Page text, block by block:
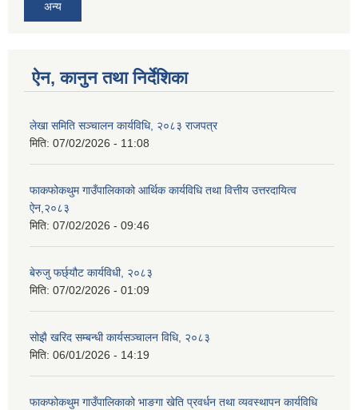
अन्य
ऐन, कानुन तथा निर्देशिका
लेखा समिति सञ्चालन कार्यविधि, २०८३ राजपत्र
मिति: 07/02/2026 - 11:08
फाकफोकथुम गाउँपालिकाको आर्थिक कार्यविधि तथा वित्तीय उत्तरदायित्व
ऐन,२०८३
मिति: 07/02/2026 - 09:46
बेरुजु फर्छ्यौट कार्यविधी, २०८३
मिति: 07/02/2026 - 01:09
सोझै खरिद सम्बन्धी कार्यसञ्चालन विधि, २०८३
मिति: 06/01/2026 - 14:19
फाकफोकथुम गाउँपालिकाको भाङगा खेति प्रवर्धन तथा व्यवस्थापन कार्यविधि